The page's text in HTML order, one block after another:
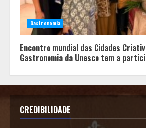
Gastronomia
Encontro mundial das Cidades
Gastronomia da Unesco tem a
CREDIBILIDADE